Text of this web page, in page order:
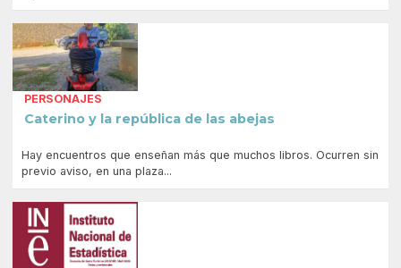
PERSONAJES
Caterino y la república de las abejas
Hay encuentros que enseñan más que muchos libros. Ocurren sin
previo aviso, en una plaza...